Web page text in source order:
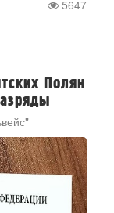
5647
Полян